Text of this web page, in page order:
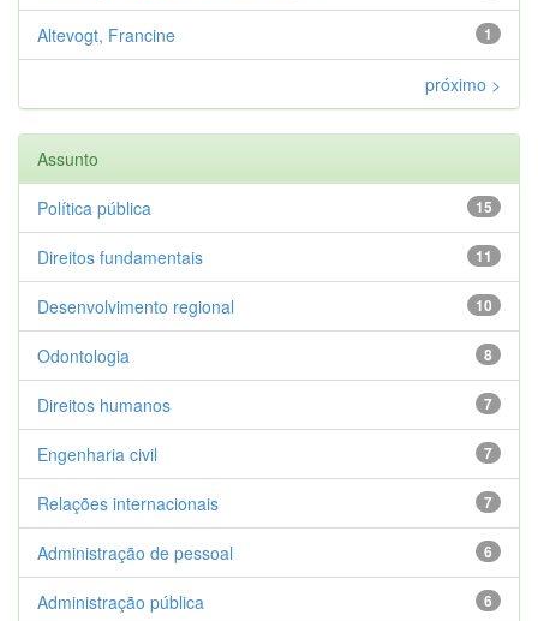
1
Altevogt, Francine
próximo >
Assunto
15
Política pública
11
Direitos fundamentais
10
Desenvolvimento regional
8
Odontologia
7
Direitos humanos
7
Engenharia civil
7
Relações internacionais
6
Administração de pessoal
6
Administração pública